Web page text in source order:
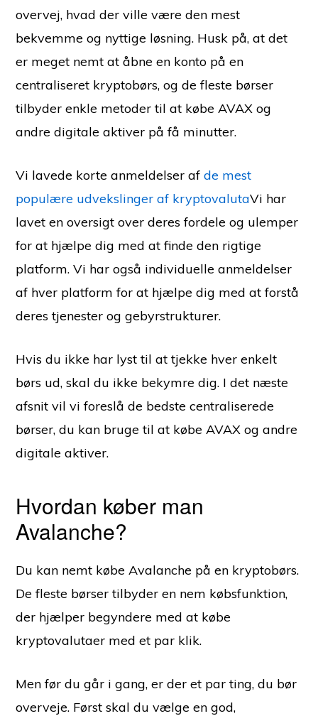
overvej, hvad der ville være den mest
bekvemme og nyttige løsning. Husk på, at det
er meget nemt at åbne en konto på en
centraliseret kryptobørs, og de fleste børser
tilbyder enkle metoder til at købe AVAX og
andre digitale aktiver på få minutter.
Vi lavede korte anmeldelser afde mest
populære udvekslinger af kryptovalutaVi har
lavet en oversigt over deres fordele og ulemper
for at hjælpe dig med at finde den rigtige
platform. Vi har også individuelle anmeldelser
af hver platform for at hjælpe dig med at forstå
deres tjenester og gebyrstrukturer.
Hvis du ikke har lyst til at tjekke hver enkelt
børs ud, skal du ikke bekymre dig. I det næste
afsnit vil vi foreslå de bedste centraliserede
børser, du kan bruge til at købe AVAX og andre
digitale aktiver.
Hvordan køber man
Avalanche?
Du kan nemt købe Avalanche på en kryptobørs.
De fleste børser tilbyder en nem købsfunktion,
der hjælper begyndere med at købe
kryptovalutaer med et par klik.
Men før du går i gang, er der et par ting, du bør
overveje. Først skal du vælge en god,